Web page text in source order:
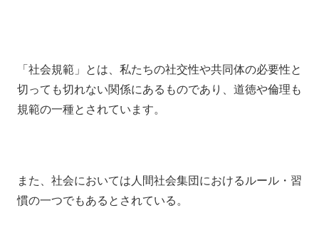
「社会規範」とは、私たちの社交性や共同体の必要性と
切っても切れない関係にあるものであり、道徳や倫理も
規範の一種とされています。
また、社会においては人間社会集団におけるルール・習
慣の一つでもあるとされている。